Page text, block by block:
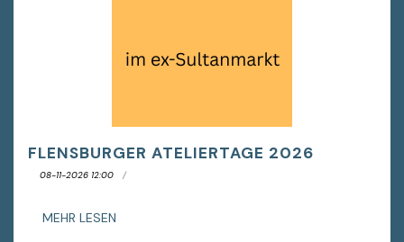
FLENSBURGER ATELIERTAGE 2026
08-11-2026 12:00
MEHR LESEN